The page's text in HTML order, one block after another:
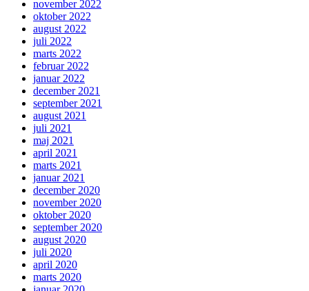
november 2022
oktober 2022
august 2022
juli 2022
marts 2022
februar 2022
januar 2022
december 2021
september 2021
august 2021
juli 2021
maj 2021
april 2021
marts 2021
januar 2021
december 2020
november 2020
oktober 2020
september 2020
august 2020
juli 2020
april 2020
marts 2020